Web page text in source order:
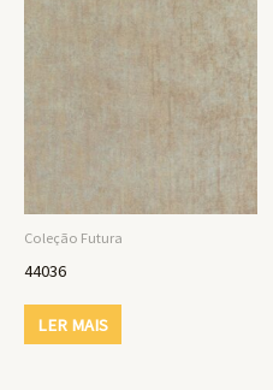
Coleção Futura
44036
LER MAIS